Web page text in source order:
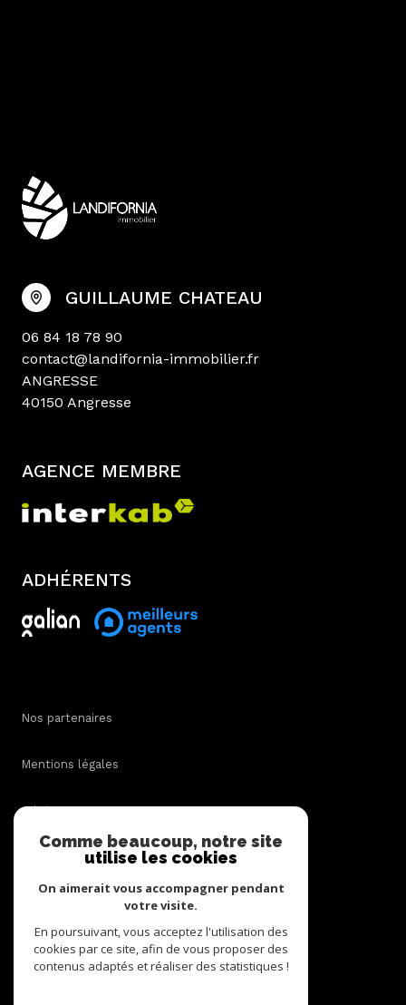
GUILLAUME CHATEAU
06 84 18 78 90
contact@landifornia-immobilier.fr
ANGRESSE
40150 Angresse
AGENCE MEMBRE
ADHÉRENTS
Nos partenaires
Mentions légales
Admin
Nos honoraires
Cookies
Comme beaucoup, notre site
utilise les cookies
On aimerait vous accompagner pendant
votre visite.
En poursuivant, vous acceptez l'utilisation des
cookies par ce site, afin de vous proposer des
contenus adaptés et réaliser des statistiques !